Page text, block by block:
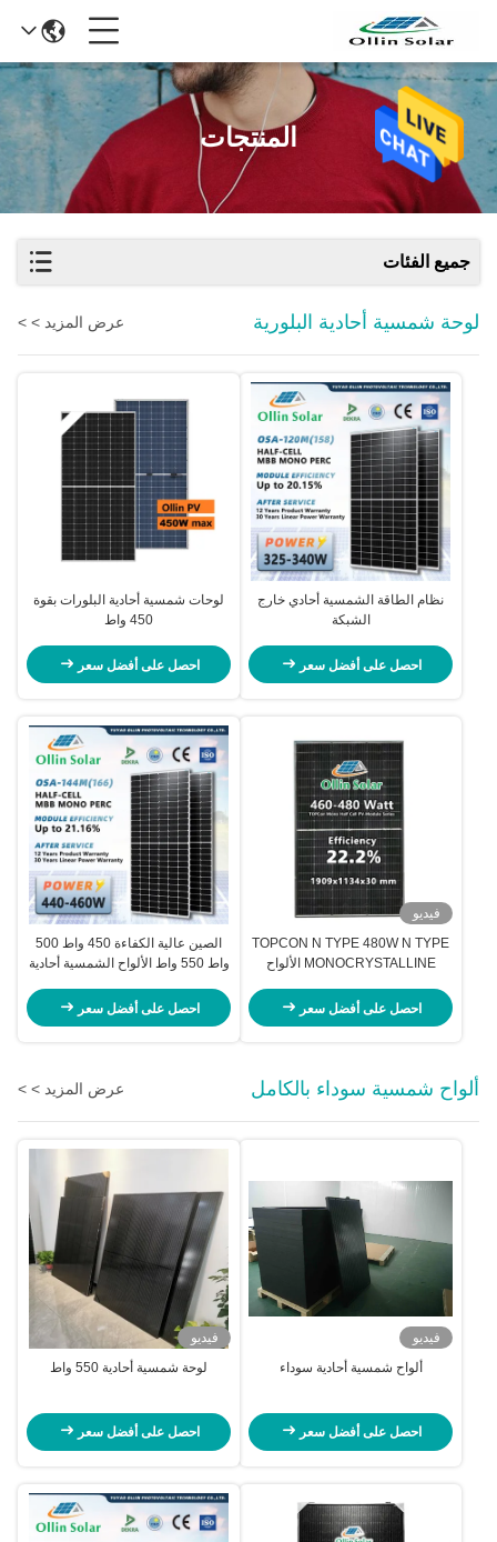
المنتجات
جميع الفئات
لوحة شمسية أحادية البلورية عرض المزيد > >
نظام الطاقة الشمسية أحادي خارج
الشبكة
احصل على أفضل سعر
لوحات شمسية أحادية البلورات بقوة
450 واط
احصل على أفضل سعر
فيديو
TOPCON N TYPE 480W N TYPE
MONOCRYSTALLINE الألواح
احصل على أفضل سعر
الصين عالية الكفاءة 450 واط 500
واط 550 واط الألواح الشمسية أحادية
مجموعة الألواح الشمسية للمنازل
احصل على أفضل سعر
ألواح شمسية سوداء بالكامل عرض المزيد > >
فيديو
ألواح شمسية أحادية سوداء
احصل على أفضل سعر
فيديو
لوحة شمسية أحادية 550 واط
احصل على أفضل سعر